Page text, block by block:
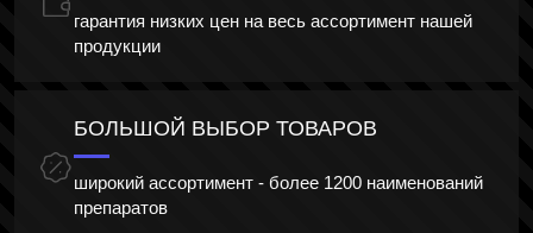
гарантия низких цен на весь ассортимент нашей
продукции
БОЛЬШОЙ ВЫБОР ТОВАРОВ
широкий ассортимент - более 1200 наименований
препаратов